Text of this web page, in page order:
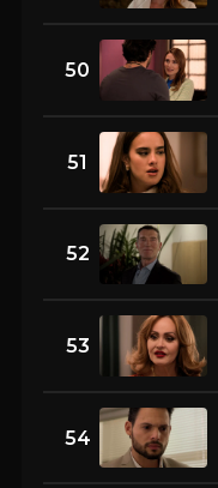
50
51
52
53
54